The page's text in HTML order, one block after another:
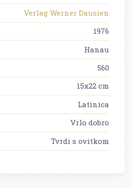
Verlag Werner Dausien
1976
Hanau
560
15x22 cm
Latinica
Vrlo dobro
Tvrdi s ovitkom